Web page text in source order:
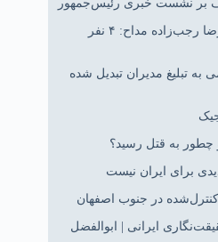
آخرین خبر از پرونده‌ی قتل حمیدرضا رجب‌زاده مداح: ۴ نفر
تبلیغ مدیران تبدیل شده
به قتل رسید؟
برای ایران نیست
در جنوب اصفهان
ایرانی | ابوالفضل